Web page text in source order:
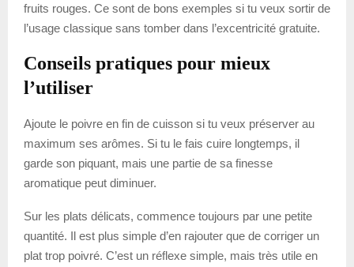
fruits rouges. Ce sont de bons exemples si tu veux sortir de
l’usage classique sans tomber dans l’excentricité gratuite.
Conseils pratiques pour mieux
l’utiliser
Ajoute le poivre en fin de cuisson si tu veux préserver au
maximum ses arômes. Si tu le fais cuire longtemps, il
garde son piquant, mais une partie de sa finesse
aromatique peut diminuer.
Sur les plats délicats, commence toujours par une petite
quantité. Il est plus simple d’en rajouter que de corriger un
plat trop poivré. C’est un réflexe simple, mais très utile en